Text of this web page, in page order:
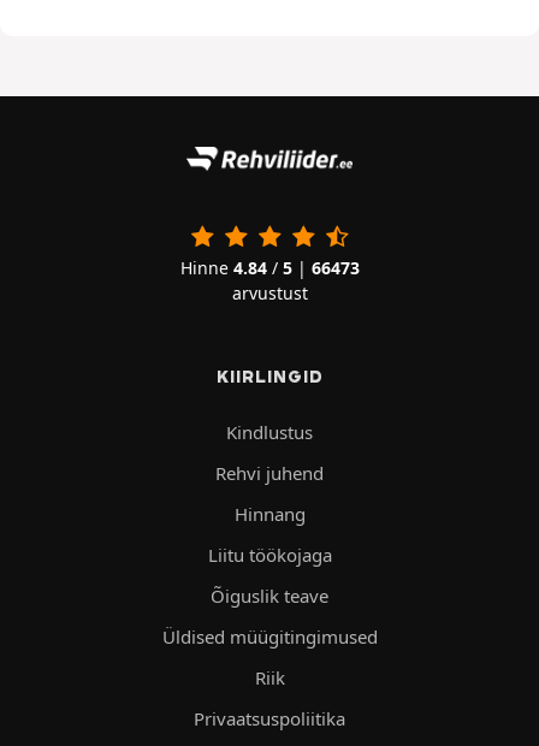
Hinne 4.84/ 5| 66473
arvustust
KIIRLINGID
Kindlustus
Rehvi juhend
Hinnang
Liitu töökojaga
Õiguslik teave
Üldised müügitingimused
Riik
Privaatsuspoliitika